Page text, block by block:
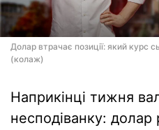
Долар втрачає позиції: який курс
(колаж)
Наприкінці тижня
несподіванку: долар